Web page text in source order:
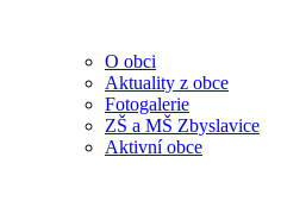
O obci
Aktuality z obce
Fotogalerie
ZŠ a MŠ Zbyslavice
Aktivní obce